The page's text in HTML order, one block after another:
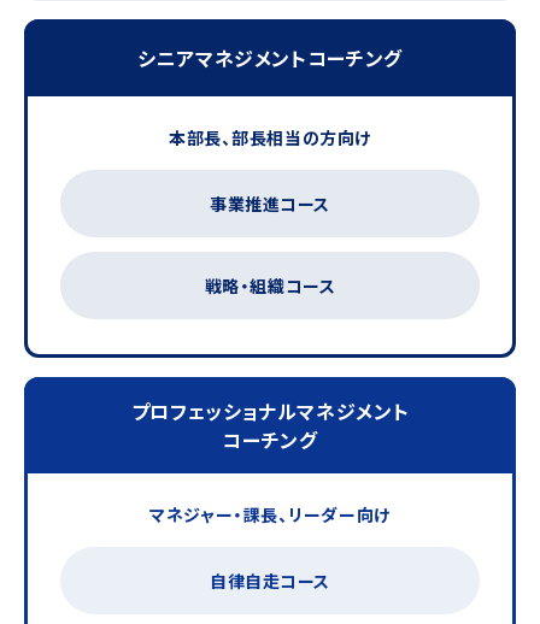
シニアマネジメントコーチング
本部長、部長相当の方向け
事業推進コース
戦略・組織コース
プロフェッショナルマネジメント
コーチング
マネジャー・課長、リーダー向け
自律自走コース